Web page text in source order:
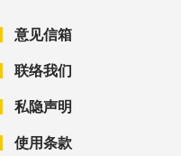
意见信箱
联络我们
私隐声明
使用条款